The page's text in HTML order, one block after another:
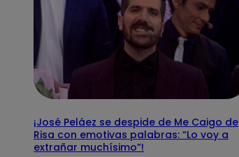
¡José Peláez se despide de Me Caigo de
Risa con emotivas palabras: “Lo voy a
extrañar muchísimo”!